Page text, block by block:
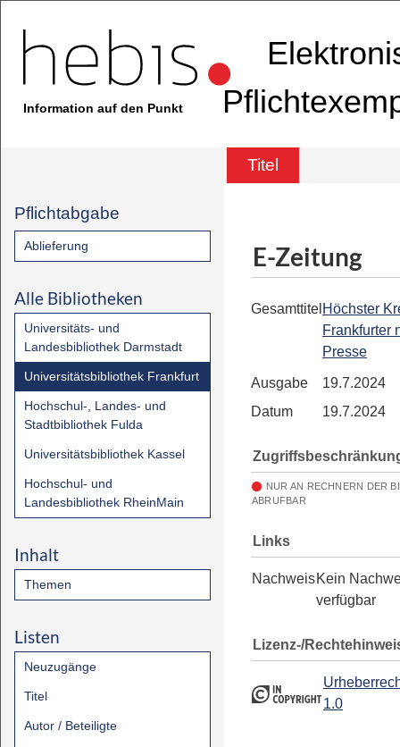
Information auf den Punkt
Titel
Pflichtabgabe
Ablieferung
Alle Bibliotheken
Universitäts- und
Landesbibliothek Darmstadt
Universitätsbibliothek Frankfurt
Hochschul-, Landes- und
Stadtbibliothek Fulda
Universitätsbibliothek Kassel
Hochschul- und
Landesbibliothek RheinMain
Inhalt
Themen
Listen
Neuzugänge
Titel
Autor / Beteiligte
E-Zeitung
Gesamttitel Höchster
Frankfurter
Presse
Ausgabe
19.7.2024
Datum
19.7.2024
NUR AN RECHNERN DER
ABRUFBAR
Links
NachweisKein
verfügbar
Lizenz-/
1.0